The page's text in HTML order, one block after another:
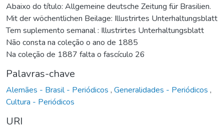
Abaixo do título: Allgemeine deutsche Zeitung für Brasilien.
Mit der wöchentlichen Beilage: Illustrirtes Unterhaltungsblatt
Tem suplemento semanal : Illustrirtes Unterhaltungsblatt
Não consta na coleção o ano de 1885
Na coleção de 1887 falta o fascículo 26
Palavras-chave
Alemães - Brasil - Periódicos , Generalidades - Periódicos ,
Cultura - Periódicos
URI